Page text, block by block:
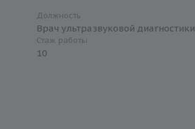
Должность
Врач ультразвуковой диагностики
Стаж работы
10